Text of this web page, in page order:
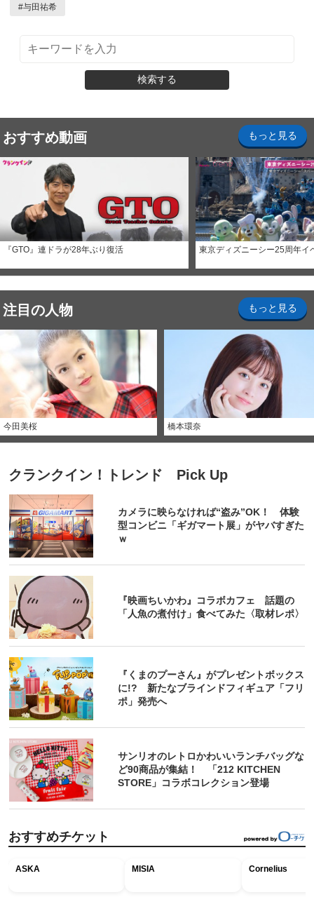
#与田祐希
検索する
おすすめ動画 もっと見る
『GTO』連ドラが28年ぶり復活 東京ディズニーシー25周年イ
注目の人物 もっと見る
今田美桜 橋本環奈
クランクイン！トレンド Pick Up
カメラに映らなければ“盗み”OK！ 体験
型コンビニ「ギガマート展」がヤバすぎた
ｗ
『映画ちいかわ』コラボカフェ 話題の
「人魚の煮付け」食べてみた〈取材レポ〉
『くまのプーさん』がプレゼントボックス
に!? 新たなブラインドフィギュア「フリ
ポ」発売へ
サンリオのレトロかわいいランチバッグな
ど90商品が集結！ 「212 KITCHEN
STORE」コラボコレクション登場
おすすめチケット
ASKA MISIA Cornelius